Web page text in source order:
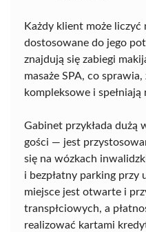
Każdy klient może
dostosowane do jego
znajdują się zabiegi
masaże SPA, co
kompleksowe i
Gabinet przykłada dużą
gości — jest
się na wózkach
i bezpłatny parking przy
miejsce jest otwarte i
transpłciowych, a
realizować kartami